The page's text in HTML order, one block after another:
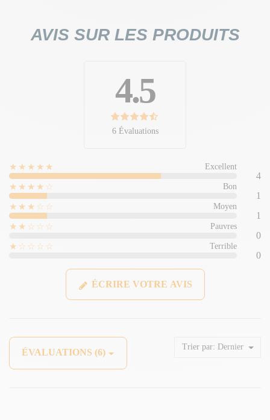
AVIS SUR LES PRODUITS
4.5
6 Évaluations
★★★★★ Excellent
4
★★★★☆
Bon
1
★★★☆☆
Moyen
1
★★☆☆☆
Pauvres
0
★☆☆☆☆
Terrible
0
ÉCRIRE VOTRE AVIS
ÉVALUATIONS (6)
Trier par: Dernier